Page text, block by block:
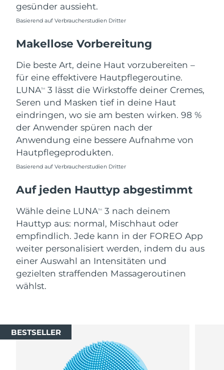
gesünder aussieht.
Basierend auf Verbraucherstudien Dritter
Makellose Vorbereitung
Die beste Art, deine Haut vorzubereiten –
für eine effektivere Hautpflegeroutine.
LUNATM
3 lässt die Wirkstoffe deiner Cremes,
Seren und Masken tief in deine Haut
eindringen, wo sie am besten wirken. 98 %
der Anwender spüren nach der
Anwendung eine bessere Aufnahme von
Hautpflegeprodukten.
Basierend auf Verbraucherstudien Dritter
Auf jeden Hauttyp abgestimmt
Wähle deine LUNATM
3 nach deinem
Hauttyp aus: normal, Mischhaut oder
empfindlich. Jede kann in der FOREO App
weiter personalisiert werden, indem du aus
einer Auswahl an Intensitäten und
gezielten straffenden Massageroutinen
wählst.
BESTSELLER